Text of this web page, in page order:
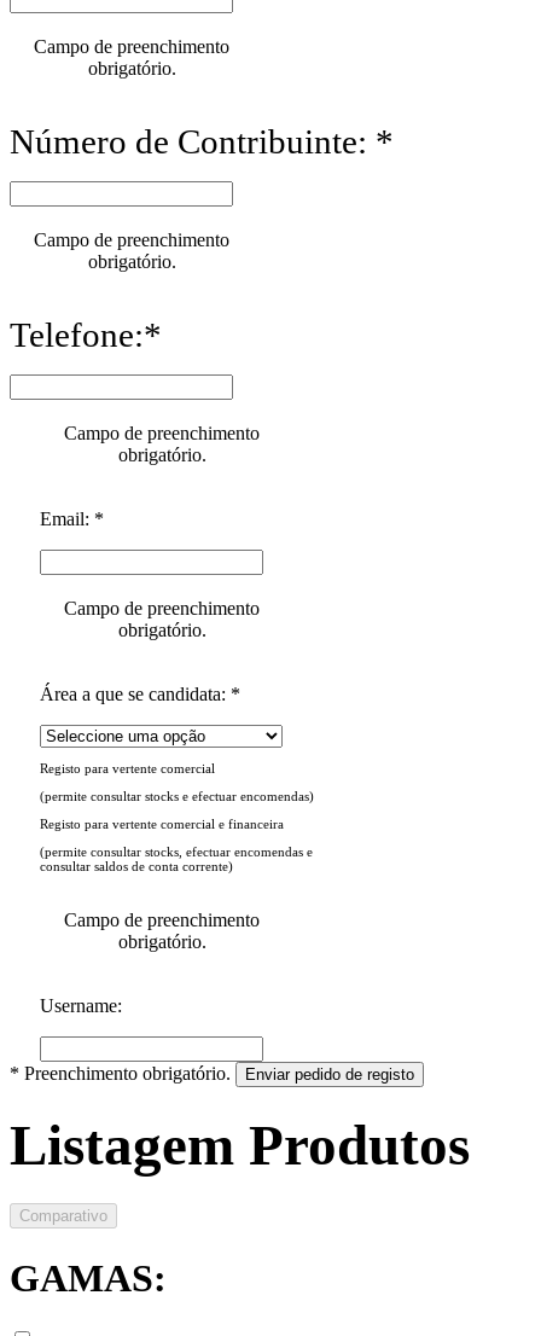
Campo de preenchimento
obrigatório.
Número de Contribuinte: *
Campo de preenchimento
obrigatório.
Telefone:*
Campo de preenchimento
obrigatório.
Email: *
Campo de preenchimento
obrigatório.
Área a que se candidata: *
Registo para vertente comercial
(permite consultar stocks e efectuar encomendas)
Registo para vertente comercial e financeira
(permite consultar stocks, efectuar encomendas e
consultar saldos de conta corrente)
Campo de preenchimento
obrigatório.
Username:
* Preenchimento obrigatório. Enviar pedido de registo
Listagem Produtos
Comparativo
GAMAS: